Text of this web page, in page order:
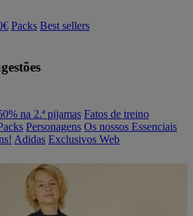
Packs Best sellers
na 2.ª pijamas Fatos de treino
Personagens Os nossos Essenciais
Adidas Exclusivos Web